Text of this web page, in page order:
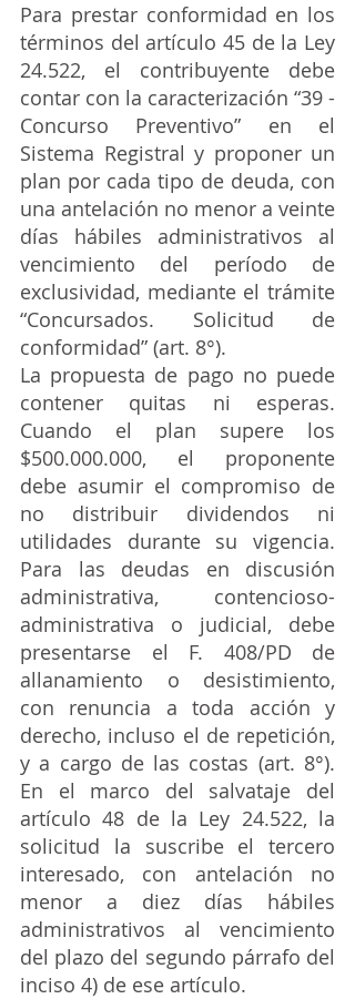
Para prestar conformidad en los
términos del artículo 45 de la Ley
24.522, el contribuyente debe
contar con la caracterización “39 -
Concurso Preventivo” en el
Sistema Registral y proponer un
plan por cada tipo de deuda, con
una antelación no menor a veinte
días hábiles administrativos al
vencimiento del período de
exclusividad, mediante el trámite
“Concursados. Solicitud de
conformidad” (art. 8°).
La propuesta de pago no puede
contener quitas ni esperas.
Cuando el plan supere los
$500.000.000, el proponente
debe asumir el compromiso de
no distribuir dividendos ni
utilidades durante su vigencia.
Para las deudas en discusión
administrativa, contencioso-
administrativa o judicial, debe
presentarse el F. 408/PD de
allanamiento o desistimiento,
con renuncia a toda acción y
derecho, incluso el de repetición,
y a cargo de las costas (art. 8°).
En el marco del salvataje del
artículo 48 de la Ley 24.522, la
solicitud la suscribe el tercero
interesado, con antelación no
menor a diez días hábiles
administrativos al vencimiento
del plazo del segundo párrafo del
inciso 4) de ese artículo.